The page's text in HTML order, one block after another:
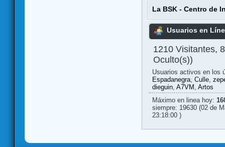
La BSK - Centro de
Usuarios en
1210 Visitantes,
Oculto(s))
Usuarios activos en los
Espadanegra, Culle,
dieguin, A7VM , Artos
Máximo en linea hoy:
siempre: 19630 (02 de
23:18:00 )